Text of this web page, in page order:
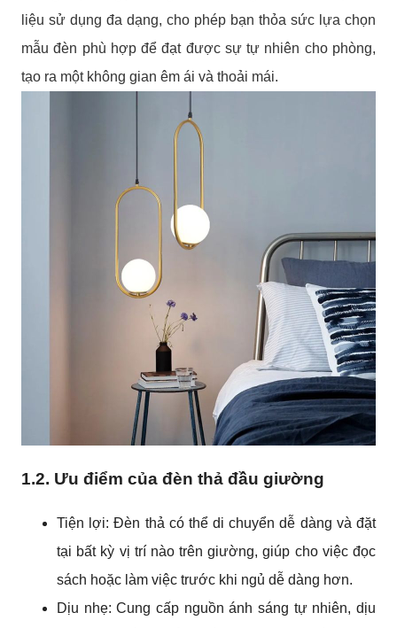
liệu sử dụng đa dạng, cho phép bạn thỏa sức lựa chọn
mẫu đèn phù hợp để đạt được sự tự nhiên cho phòng,
tạo ra một không gian êm ái và thoải mái.
1.2. Ưu điểm của đèn thả đầu giường
Tiện lợi: Đèn thả có thể di chuyển dễ dàng và đặt
tại bất kỳ vị trí nào trên giường, giúp cho việc đọc
sách hoặc làm việc trước khi ngủ dễ dàng hơn.
Dịu nhẹ: Cung cấp nguồn ánh sáng tự nhiên, dịu